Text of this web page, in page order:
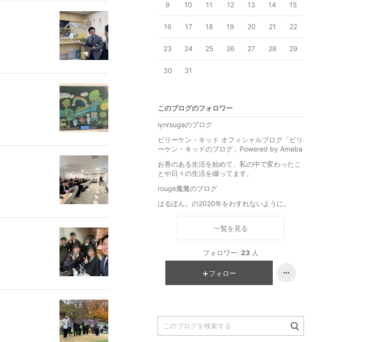
9 10 11 12 13 14 15
16 17 18 19 20 21 22
23 24 25 26 27 28 29
30 31
このブログのフォロワー
iynrsugaのブログ
ビリーケン・キッド オフィシャルブログ「ビリ
ーケン・キッドのブログ」Powered by Ameba
お香のある生活を始めて、私の中で変わったこ
とや日々の生活を綴ってます。
rouge魔魔のブログ
はるぽん。の2020年をわすれないように。
一覧を見る
フォロワー: 23 人
フォロー